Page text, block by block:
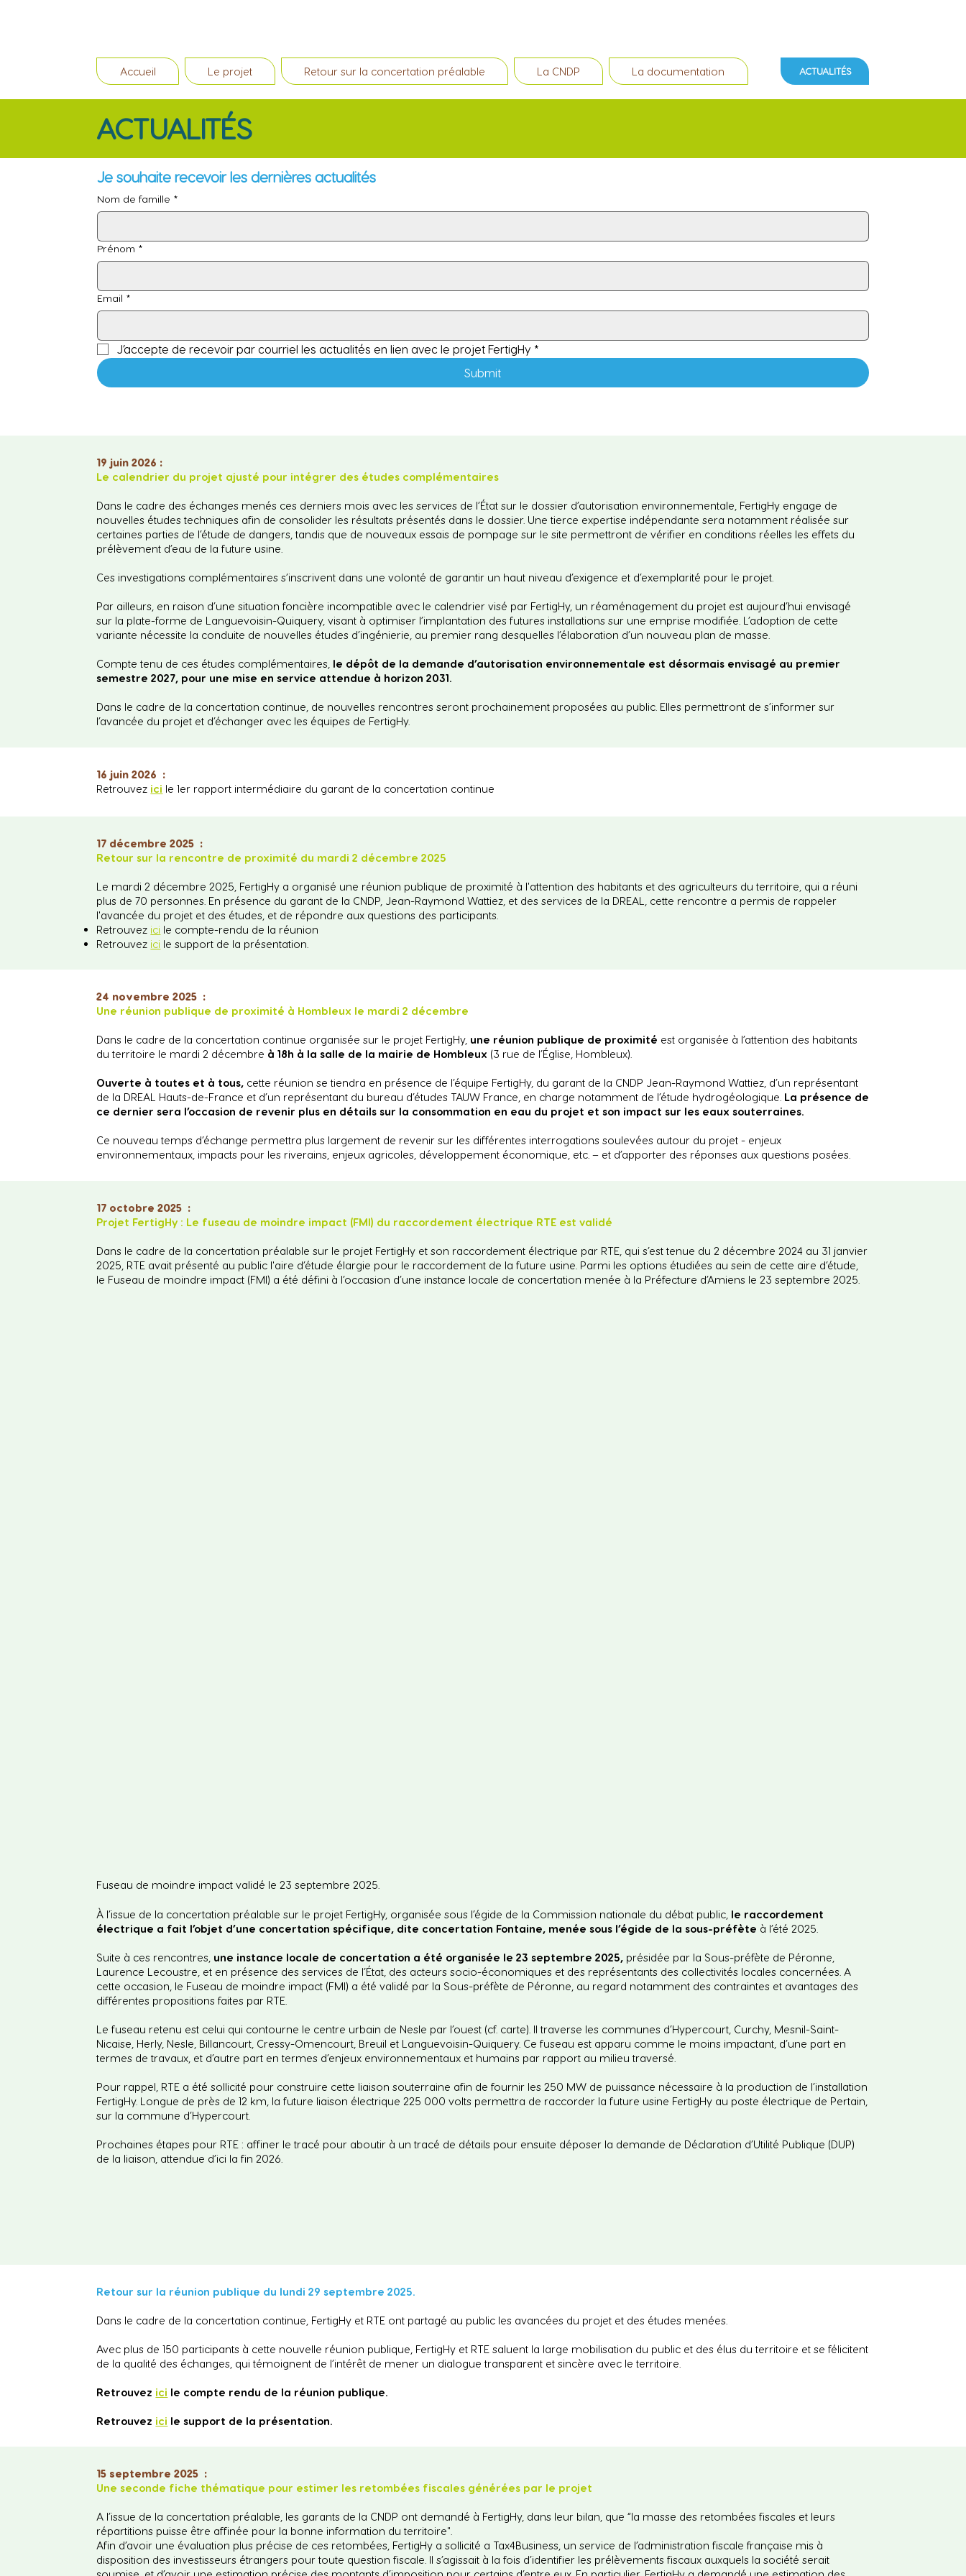
Accueil Le projet Retour sur la concertation préalable La CNDP La documentation ACTUALITÉS
ACTUALITÉS
Je souhaite recevoir les dernières actualités
Nom de famille *
Prénom *
Email *
J’accepte de recevoir par courriel les actualités en lien avec le projet FertigHy *
Submit
19 juin 2026 :
Le calendrier du projet ajusté pour intégrer des études complémentaires
Dans le cadre des échanges menés ces derniers mois avec les services de l’État sur le dossier d’autorisation environnementale, FertigHy engage de
nouvelles études techniques afin de consolider les résultats présentés dans le dossier. Une tierce expertise indépendante sera notamment réalisée sur
certaines parties de l’étude de dangers, tandis que de nouveaux essais de pompage sur le site permettront de vérifier en conditions réelles les effets du
prélèvement d’eau de la future usine.
Ces investigations complémentaires s’inscrivent dans une volonté de garantir un haut niveau d’exigence et d’exemplarité pour le projet.
Par ailleurs, en raison d’une situation foncière incompatible avec le calendrier visé par FertigHy, un réaménagement du projet est aujourd’hui envisagé
sur la plate-forme de Languevoisin-Quiquery, visant à optimiser l’implantation des futures installations sur une emprise modifiée. L’adoption de cette
variante nécessite la conduite de nouvelles études d’ingénierie, au premier rang desquelles l’élaboration d’un nouveau plan de masse.
Compte tenu de ces études complémentaires, le dépôt de la demande d’autorisation environnementale est désormais envisagé au premier
semestre 2027, pour une mise en service attendue à horizon 2031.
Dans le cadre de la concertation continue, de nouvelles rencontres seront prochainement proposées au public. Elles permettront de s’informer sur
l’avancée du projet et d’échanger avec les équipes de FertigHy.
16 juin 2026 :
Retrouvez ici le 1er rapport intermédiaire du garant de la concertation continue​
17 décembre 2025 :
Retour sur la rencontre de proximité du mardi 2 décembre 2025
Le mardi 2 décembre 2025, FertigHy a organisé une réunion publique de proximité à l'attention des habitants et des agriculteurs du territoire, qui a réuni
plus de 70 personnes. En présence du garant de la CNDP, Jean-Raymond Wattiez, et des services de la DREAL, cette rencontre a permis de rappeler
l'avancée du projet et des études, et de répondre aux questions des participants.
Retrouvez ici le compte-rendu de la réunion
Retrouvez ici le support de la présentation.
24 novembre 2025 :
Une réunion publique de proximité à Hombleux le mardi 2 décembre
Dans le cadre de la concertation continue organisée sur le projet FertigHy, une réunion publique de proximité est organisée à l’attention des habitants
du territoire le mardi 2 décembre à 18h à la salle de la mairie de Hombleux (3 rue de l’Église, Hombleux).
Ouverte à toutes et à tous, cette réunion se tiendra en présence de l’équipe FertigHy, du garant de la CNDP Jean-Raymond Wattiez, d’un représentant
de la DREAL Hauts-de-France et d’un représentant du bureau d’études TAUW France, en charge notamment de l’étude hydrogéologique. La présence de
ce dernier sera l’occasion de revenir plus en détails sur la consommation en eau du projet et son impact sur les eaux souterraines.
Ce nouveau temps d’échange permettra plus largement de revenir sur les différentes interrogations soulevées autour du projet - enjeux
environnementaux, impacts pour les riverains, enjeux agricoles, développement économique, etc. – et d’apporter des réponses aux questions posées.
17 octobre 2025 :
Projet FertigHy : Le fuseau de moindre impact (FMI) du raccordement électrique RTE est validé
Dans le cadre de la concertation préalable sur le projet FertigHy et son raccordement électrique par RTE, qui s’est tenue du 2 décembre 2024 au 31 janvier
2025, RTE avait présenté au public l'aire d’étude élargie pour le raccordement de la future usine. Parmi les options étudiées au sein de cette aire d’étude,
le Fuseau de moindre impact (FMI) a été défini à l’occasion d’une instance locale de concertation menée à la Préfecture d’Amiens le 23 septembre 2025.
Fuseau de moindre impact validé le 23 septembre 2025.
À l’issue de la concertation préalable sur le projet FertigHy, organisée sous l’égide de la Commission nationale du débat public, le raccordement
électrique a fait l’objet d’une concertation spécifique, dite concertation Fontaine, menée sous l’égide de la sous-préfète à l’été 2025.
Suite à ces rencontres, une instance locale de concertation a été organisée le 23 septembre 2025, présidée par la Sous-préfète de Péronne,
Laurence Lecoustre, et en présence des services de l’État, des acteurs socio-économiques et des représentants des collectivités locales concernées. A
cette occasion, le Fuseau de moindre impact (FMI) a été validé par la Sous-préfète de Péronne, au regard notamment des contraintes et avantages des
différentes propositions faites par RTE.
Le fuseau retenu est celui qui contourne le centre urbain de Nesle par l’ouest (cf. carte). Il traverse les communes d’Hypercourt, Curchy, Mesnil-Saint-
Nicaise, Herly, Nesle, Billancourt, Cressy-Omencourt, Breuil et Languevoisin-Quiquery. Ce fuseau est apparu comme le moins impactant, d’une part en
termes de travaux, et d’autre part en termes d’enjeux environnementaux et humains par rapport au milieu traversé.
Pour rappel, RTE a été sollicité pour construire cette liaison souterraine afin de fournir les 250 MW de puissance nécessaire à la production de l’installation
FertigHy. Longue de près de 12 km, la future liaison électrique 225 000 volts permettra de raccorder la future usine FertigHy au poste électrique de Pertain,
sur la commune d’Hypercourt.
Prochaines étapes pour RTE : affiner le tracé pour aboutir à un tracé de détails pour ensuite déposer la demande de Déclaration d’Utilité Publique (DUP)
de la liaison, attendue d’ici la fin 2026.​
Retour sur la réunion publique du lundi 29 septembre 2025.
Dans le cadre de la concertation continue, FertigHy et RTE ont partagé au public les avancées du projet et des études menées.
Avec plus de 150 participants à cette nouvelle réunion publique, FertigHy et RTE saluent la large mobilisation du public et des élus du territoire et se félicitent
de la qualité des échanges, qui témoignent de l’intérêt de mener un dialogue transparent et sincère avec le territoire.
Retrouvez ici le compte rendu de la réunion publique.
Retrouvez ici le support de la présentation.
15 septembre 2025 :
Une seconde fiche thématique pour estimer les retombées fiscales générées par le projet
A l’issue de la concertation préalable, les garants de la CNDP ont demandé à FertigHy, dans leur bilan, que “la masse des retombées fiscales et leurs
répartitions puisse être affinée pour la bonne information du territoire".
Afin d’avoir une évaluation plus précise de ces retombées, FertigHy a sollicité a Tax4Business, un service de l’administration fiscale française mis à
disposition des investisseurs étrangers pour toute question fiscale. Il s’agissait à la fois d’identifier les prélèvements fiscaux auxquels la société serait